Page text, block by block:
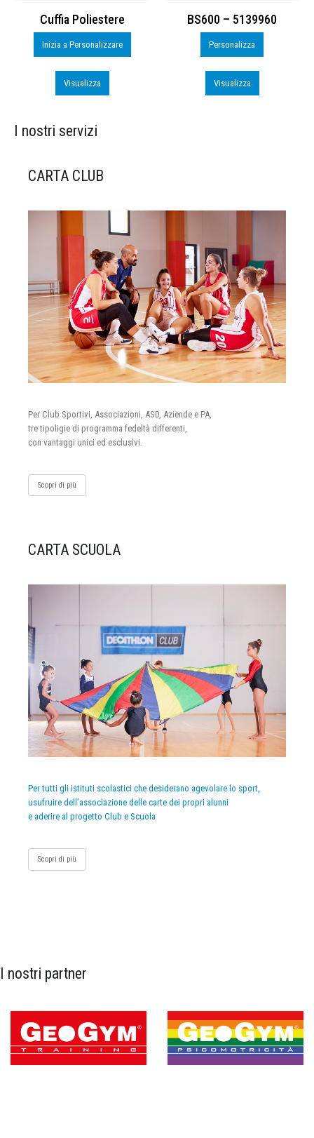
Cuffia Poliestere
Inizia a Personalizzare
Visualizza
BS600 – 5139960
Personalizza
Visualizza
I nostri servizi
CARTA CLUB
Per Club Sportivi, Associazioni, ASD, Aziende e PA,
tre tipoligie di programma fedeltà differenti,
con vantaggi unici ed esclusivi.
Scopri di più
CARTA SCUOLA
Per tutti gli istituti scolastici che desiderano agevolare lo sport,
usufruire dell’associazione delle carte dei propri alunni
e aderire al progetto Club e Scuola
Scopri di più
I nostri partner